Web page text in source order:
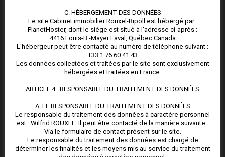
DERNIÈRES ACTUALITÉS
La cure à Balaruc et ses bienfaits !
Le vote par correspondance
C. HÉBERGEMENT DES DONNÉES
Le site Cabinet immobilier Rouxel-Ripoll est hébergé par :
PlanetHoster, dont le siège est situé à l'adresse ci-après :
4416 Louis-B.-Mayer Laval, Québec Canada
L'hébergeur peut être contacté au numéro de téléphone suivant :
+33 1 76 60 41 43
Les données collectées et traitées par le site sont exclusivement
hébergées et traitées en France.
ARTICLE 4 : RESPONSABLE DU TRAITEMENT DES DONNÉES
A. LE RESPONSABLE DU TRAITEMENT DES DONNÉES
Le responsable du traitement des données à caractère personnel
est : Wilfrid ROUXEL. Il peut être contacté de la manière suivante :
Via le formulaire de contact présent sur le site.
Le responsable du traitement des données est chargé de
déterminer les finalités et les moyens mis au service du traitement